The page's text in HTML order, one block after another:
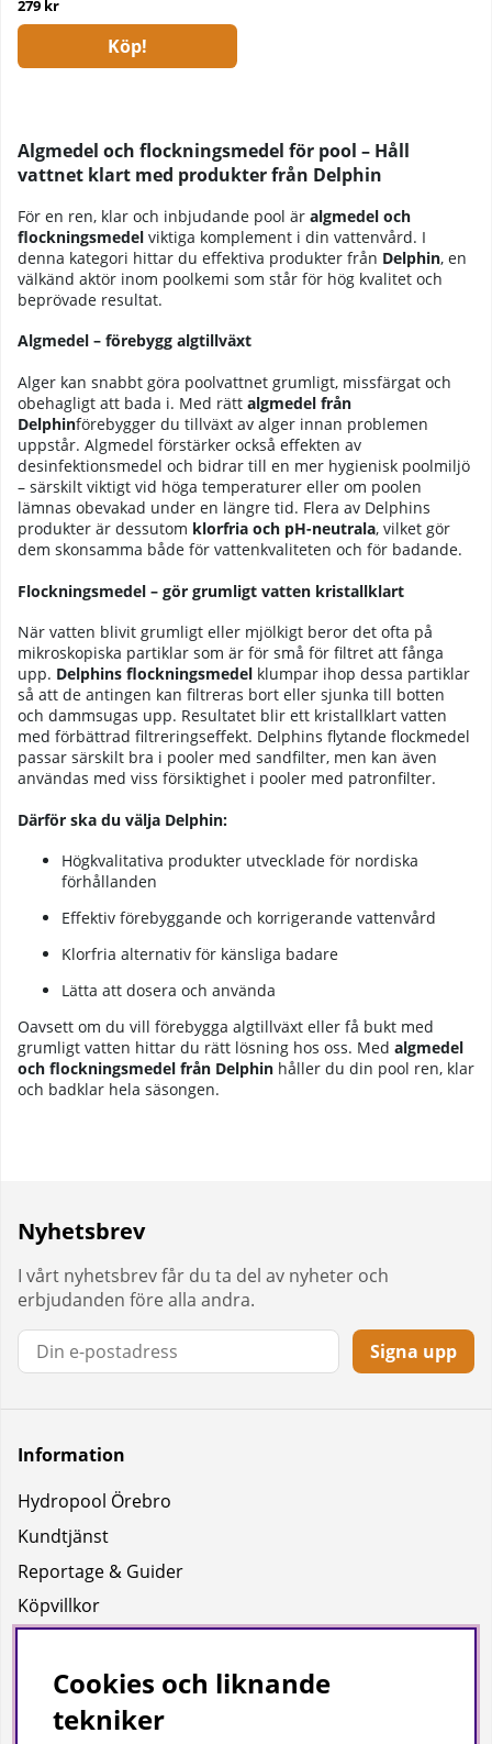
279 kr
Köp!
Algmedel och flockningsmedel för pool – Håll
vattnet klart med produkter från Delphin
För en ren, klar och inbjudande pool är algmedel och
flockningsmedel viktiga komplement i din vattenvård. I
denna kategori hittar du effektiva produkter från Delphin, en
välkänd aktör inom poolkemi som står för hög kvalitet och
beprövade resultat.
Algmedel – förebygg algtillväxt
Alger kan snabbt göra poolvattnet grumligt, missfärgat och
obehagligt att bada i. Med rätt algmedel från
Delphinförebygger du tillväxt av alger innan problemen
uppstår. Algmedel förstärker också effekten av
desinfektionsmedel och bidrar till en mer hygienisk poolmiljö
– särskilt viktigt vid höga temperaturer eller om poolen
lämnas obevakad under en längre tid. Flera av Delphins
produkter är dessutom klorfria och pH-neutrala, vilket gör
dem skonsamma både för vattenkvaliteten och för badande.
Flockningsmedel – gör grumligt vatten kristallklart
När vatten blivit grumligt eller mjölkigt beror det ofta på
mikroskopiska partiklar som är för små för filtret att fånga
upp. Delphins flockningsmedel klumpar ihop dessa partiklar
så att de antingen kan filtreras bort eller sjunka till botten
och dammsugas upp. Resultatet blir ett kristallklart vatten
med förbättrad filtreringseffekt. Delphins flytande flockmedel
passar särskilt bra i pooler med sandfilter, men kan även
användas med viss försiktighet i pooler med patronfilter.
Därför ska du välja Delphin:
Högkvalitativa produkter utvecklade för nordiska
förhållanden
Effektiv förebyggande och korrigerande vattenvård
Klorfria alternativ för känsliga badare
Lätta att dosera och använda
Oavsett om du vill förebygga algtillväxt eller få bukt med
grumligt vatten hittar du rätt lösning hos oss. Med algmedel
och flockningsmedel från Delphin håller du din pool ren, klar
och badklar hela säsongen.
Nyhetsbrev
I vårt nyhetsbrev får du ta del av nyheter och
erbjudanden före alla andra.
Signa upp
Information
Hydropool Örebro
Kundtjänst
Reportage & Guider
Köpvillkor
Uppgifter för leverans
Om oss
Cookies och liknande
tekniker